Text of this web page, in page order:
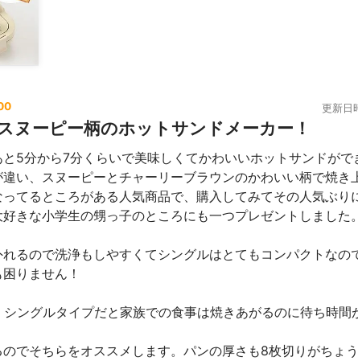
更新日
ヌーピー柄のホットサンドメーカー！
5分から7分くらいで美味しくてかわいいホットサンドがで
い、スヌーピーとチャーリーブラウンのかわいい柄で焼き
てるところがある人気商品で、購入してみてその人気ぶり
きな小学生の甥っ子のところにも一つプレゼントしました。
るので洗浄もしやすくてシングルはとてもコンパクトなの
りません！
ングルタイプだと家族での食事は焼きあがるのに待ち時間
のでそちらをオススメします。パンの厚さも8枚切りがちょ